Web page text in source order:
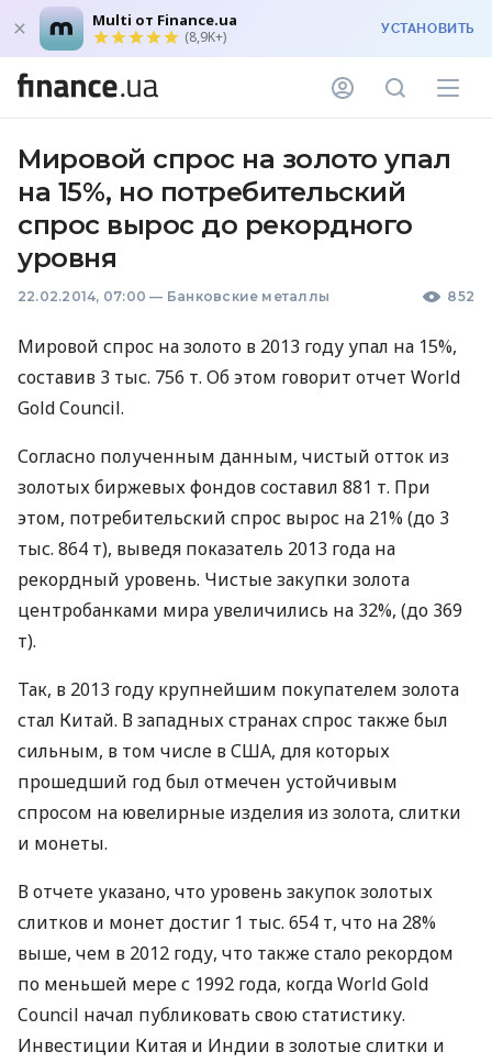
Multi от Finance.ua
(8,9K+) УСТАНОВИТЬ
Мировой спрос на золото упал
на 15%, но потребительский
спрос вырос до рекордного
уровня
22.02.2014, 07:00 — Банковские металлы 852
Мировой спрос на золото в 2013 году упал на 15%,
составив 3 тыс. 756 т. Об этом говорит отчет World
Gold Council.
Согласно полученным данным, чистый отток из
золотых биржевых фондов составил 881 т. При
этом, потребительский спрос вырос на 21% (до 3
тыс. 864 т), выведя показатель 2013 года на
рекордный уровень. Чистые закупки золота
центробанками мира увеличились на 32%, (до 369
т).
Так, в 2013 году крупнейшим покупателем золота
стал Китай. В западных странах спрос также был
сильным, в том числе вСША, для которых
прошедший год был отмечен устойчивым
спросом на ювелирные изделия из золота, слитки
и монеты.
В отчете указано, что уровень закупок золотых
слитков и монет достиг 1 тыс. 654 т, что на 28%
выше, чем в 2012 году, что также стало рекордом
по меньшей мере с 1992 года, когда World Gold
Council начал публиковать свою статистику.
Инвестиции Китая и Индии в золотые слитки и